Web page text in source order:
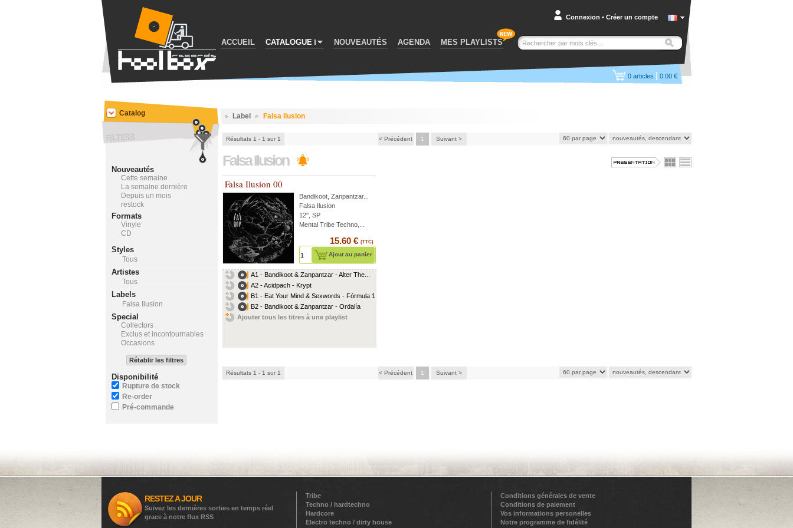
ACCUEIL CATALOGUE NOUVEAUTÉS AGENDA MES PLAYLISTS
Connexion • Créer un compte
0 articles | 0.00 €
Label Falsa Ilusion
Résultats 1 - 1 sur 1 < Précédent 1 Suivant >
Falsa Ilusion
Falsa Ilusion 00
Bandikoot Zanpantzar...
Falsa Ilusion
12'', SP
Mental Tribe Techno,...
15.60 € (TTC)
Ajout au panier
A1 - Bandikoot & Zanpantzar - Alter The...
A2 - Acidpach - Krypt
B1 - Eat Your Mind & Sexwords - Fórmula 1
B2 - Bandikoot & Zanpantzar - Ordalía
Ajouter tous les titres à une playlist
Résultats 1 - 1 sur 1 < Précédent 1 Suivant >
Catalog
Nouveautés
Cette semaine
La semaine dernière
Depuis un mois
restock
Formats
Vinyle
CD
Styles
Tous
Artistes
Tous
Labels
Falsa Ilusion
Special
Collectors
Exclus et incontournables
Occasions
Rétablir les filtres
Disponibilité
Rupture de stock
Re-order
Pré-commande
RESTEZ A JOUR
Suivez les dernières sorties en temps réel
grace à notre flux RSS
Tribe
Techno / hardtechno
Hardcore
Electro techno / dirty house
Conditions générales de vente
Conditions de paiement
Vos informations personelles
Notre programme de fidélité